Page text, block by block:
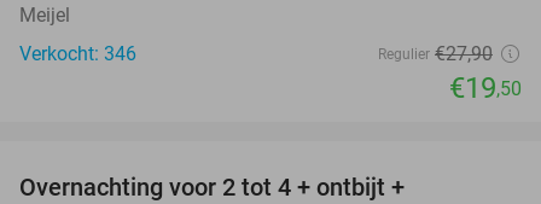
Meijel
Verkocht: 346
Regulier €27,90
€19,50
Overnachting voor 2 tot 4 + ontbijt +